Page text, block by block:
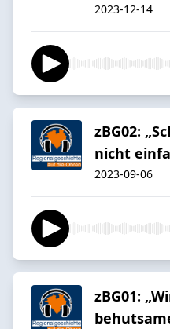
2023-12-14
zBG02:
nicht
2023-09-06
zBG01: